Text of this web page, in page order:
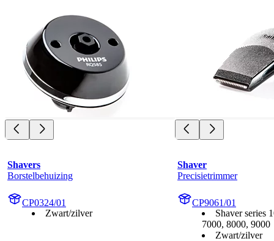
Shavers
Borstelbehuizing
CP0324/01
Zwart/zilver
Shaver
Precisietrimmer
CP9061/01
Shaver series
7000, 8000, 9000
Zwart/zilver